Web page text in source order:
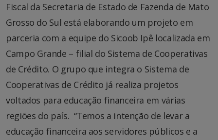
Fiscal da Secretaria de Estado de Fazenda de Mato
Grosso do Sul está elaborando um projeto em
parceria com a equipe do Sicoob Ipê localizada em
Campo Grande – filial do Sistema de Cooperativas
de Crédito. O grupo que integra o Sistema de
Cooperativas de Crédito já realiza projetos
voltados para educação financeira em várias
regiões do país. “Temos a intenção de levar a
educação financeira aos servidores públicos e a